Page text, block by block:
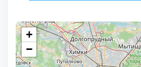
+
−
Каширский